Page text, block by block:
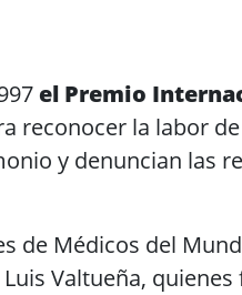
el Premio
reconocer la labor
y denuncian las
de Médicos del
Valtueña,